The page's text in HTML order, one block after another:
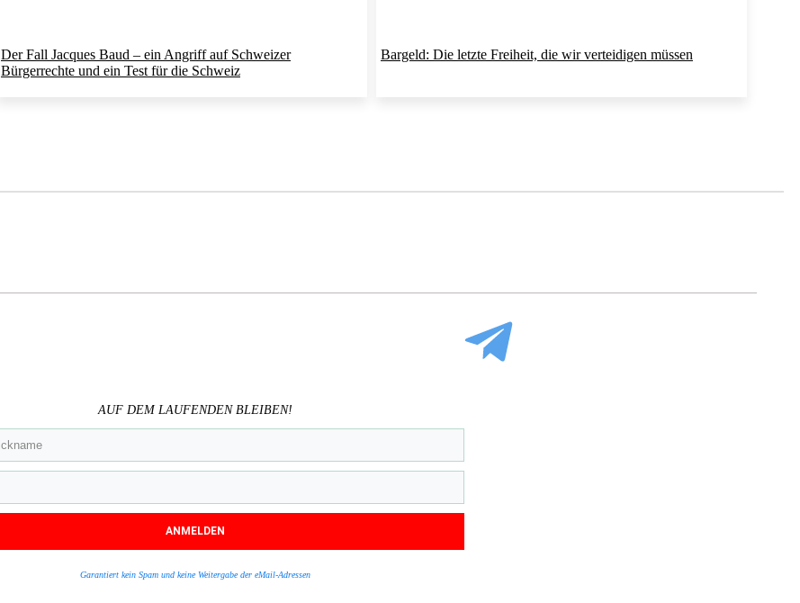
Der Fall Jacques Baud – ein Angriff auf Schweizer
Bürgerrechte und ein Test für die Schweiz
Bargeld: Die letzte Freiheit, die wir verteidigen müssen
AUF DEM LAUFENDEN BLEIBEN!
ANMELDEN
Garantiert kein Spam und keine Weitergabe der eMail-Adressen